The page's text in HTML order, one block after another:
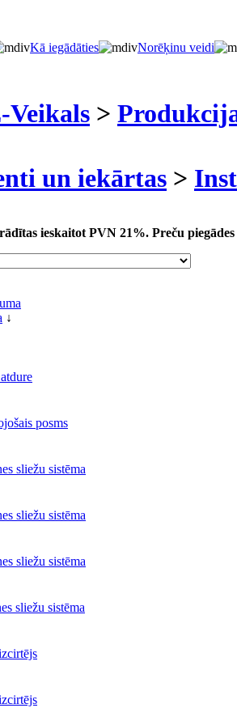
Kā iegādāties Norēķinu veidi
Veikals >
un iekārtas >
ieskaitot PVN 21%. Preču
↓
posms
sliežu sistēma
sliežu sistēma
sliežu sistēma
sliežu sistēma